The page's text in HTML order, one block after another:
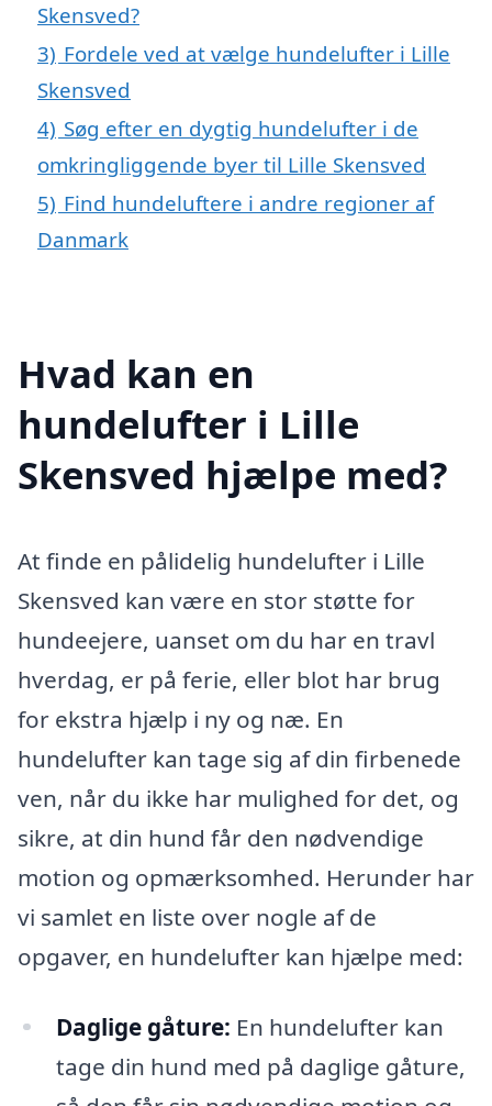
Skensved?
3) Fordele ved at vælge hundelufter i Lille
Skensved
4) Søg efter en dygtig hundelufter i de
omkringliggende byer til Lille Skensved
5) Find hundeluftere i andre regioner af
Danmark
Hvad kan en
hundelufter i Lille
Skensved hjælpe med?
At finde en pålidelig hundelufter i Lille
Skensved kan være en stor støtte for
hundeejere, uanset om du har en travl
hverdag, er på ferie, eller blot har brug
for ekstra hjælp i ny og næ. En
hundelufter kan tage sig af din firbenede
ven, når du ikke har mulighed for det, og
sikre, at din hund får den nødvendige
motion og opmærksomhed. Herunder har
vi samlet en liste over nogle af de
opgaver, en hundelufter kan hjælpe med:
Daglige gåture: En hundelufter kan
tage din hund med på daglige gåture,